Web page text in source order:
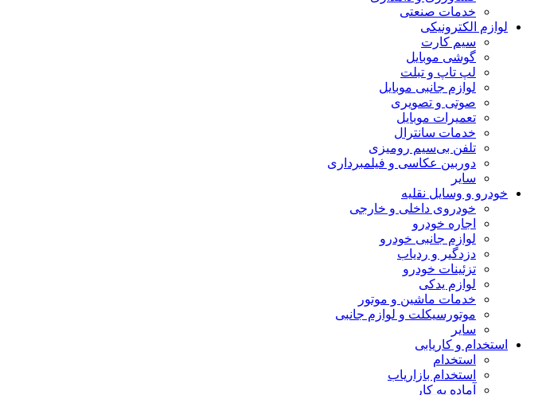
خدمات صنعتی
لوازم الکترونیکی
سیم کارت
گوشی موبایل
لپ تاپ و تبلت
لوازم جانبی موبایل
صوتی و تصویری
تعمیرات موبایل
خدمات سانترال
تلفن بی‌سیم رومیزی
دوربین عکاسی و فیلمبرداری
سایر
خودرو و وسایل نقلیه
خودروی داخلی و خارجی
اجاره خودرو
لوازم جانبی خودرو
دزدگیر و ردیاب
تزئینات خودرو
لوازم یدکی
خدمات ماشین و موتور
موتورسیکلت و لوازم جانبی
سایر
استخدام و کاریابی
استخدام
استخدام بازاریاب
آماده به کار